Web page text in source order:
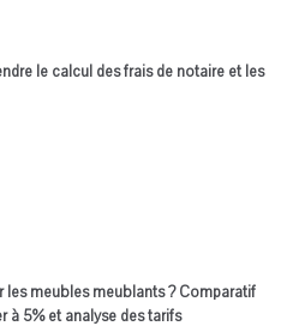
le calcul des frais de notaire et les
les meubles meublants ? Comparatif
à 5% et analyse des tarifs